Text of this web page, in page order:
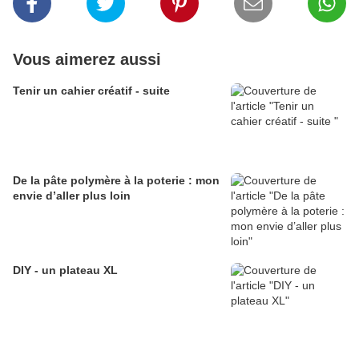
Vous aimerez aussi
Tenir un cahier créatif - suite
De la pâte polymère à la poterie : mon
envie d’aller plus loin
DIY - un plateau XL